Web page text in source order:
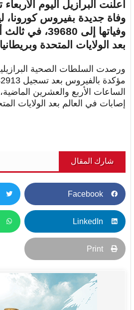
وفاة جديدة بفيروس كورونا،
وفياتها إلى
بعد الولايات المتحدة
الساعات الأربع والعشرين
إصابات في العالم بعد الولايات
شارك المقال
Facebook
LinkedIn
Print